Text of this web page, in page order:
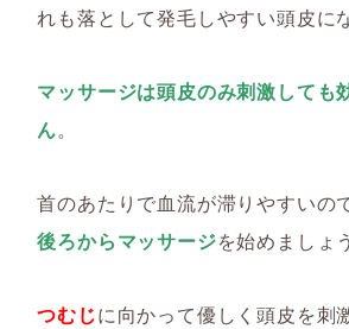
れも落として発毛しやすい頭皮に
マッサージは頭皮のみ刺激しても
ん。
首のあたりで血流が滞りやすいの
後ろからマッサージを始めましょ
つむじに向かって優しく頭皮を刺